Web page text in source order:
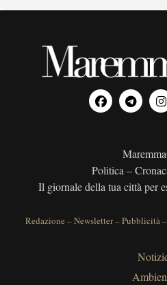
Politica –
Il giornale della tua città per
Redazione –Newsletter–Pubblicità–